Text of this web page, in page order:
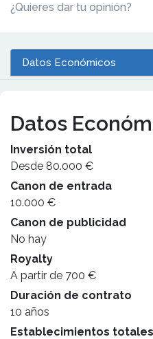
¿Quieres dar tu opinión?
Datos Económicos
Datos
Inversión total
Desde 80.000 €
Canon de entrada
10.000 €
Canon de publicidad
No hay
Royalty
A partir de 700 €
Duración de contrato
10 años
Establecimientos totales